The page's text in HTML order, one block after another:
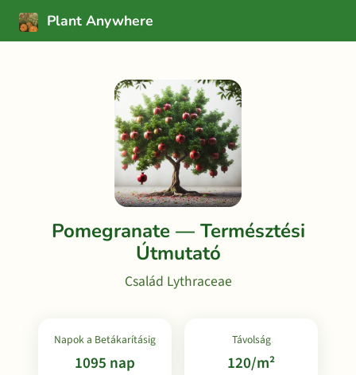
Plant Anywhere
Pomegranate — Természtési
Útmutató
Család Lythraceae
Napok a Betákarításig
1095 nap
Távolság
120/m²